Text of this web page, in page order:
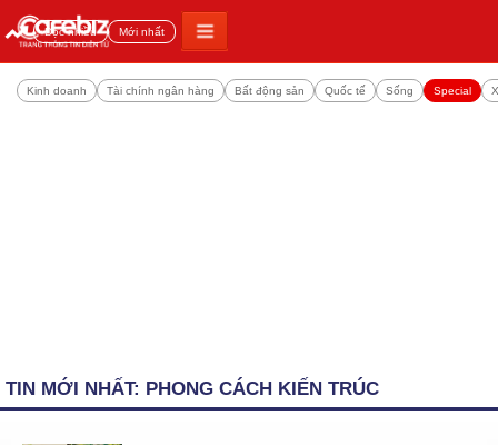
Đọc nhiều Mới nhất
Kinh doanh Tài chính ngân hàng Bất động sản Quốc tế Sống Special
TIN MỚI NHẤT: PHONG CÁCH KIẾN TRÚC